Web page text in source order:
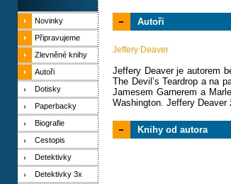
Novinky
Připravujeme
Zlevněné knihy
Autoři
Dotisky
Paperbacky
Biografie
Cestopis
Detektivky
Detektivky 3x
Autoři
Jeffery Deaver
Jeffery Deaver je autorem
The Devil’s Teardrop a na
Jamesem Garnerem a
Washington. Jeffery
Knihy od autora